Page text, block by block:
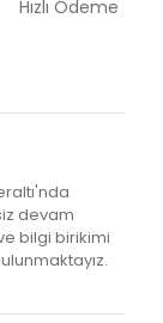
Hızlı Ödeme
devam
bilgi birikimi